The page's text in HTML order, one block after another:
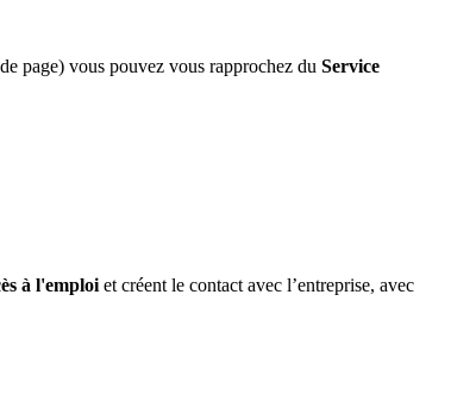
page) vous pouvez vous rapprochez du Service
à l'emploiet créent le contact avec l’entreprise, avec